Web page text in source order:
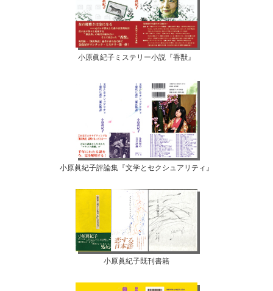
小原眞紀子ミステリー小説『香獣』
小原眞紀子評論集『文学とセクシュアリティ』
小原眞紀子既刊書籍